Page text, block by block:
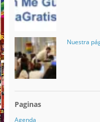
Nuestra
Paginas
Agenda